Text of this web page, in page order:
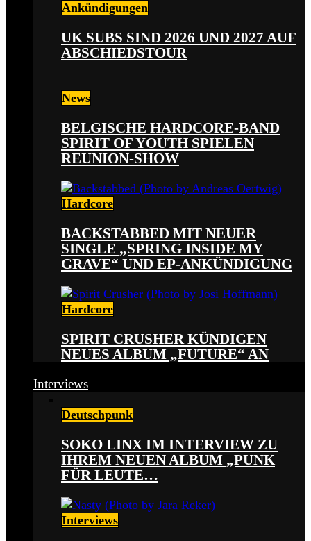
Ankündigungen
UK SUBS SIND 2026 UND 2027 AUF
ABSCHIEDSTOUR
News
BELGISCHE HARDCORE-BAND
SPIRIT OF YOUTH SPIELEN
REUNION-SHOW
Hardcore
BACKSTABBED MIT NEUER
SINGLE „SPRING INSIDE MY
GRAVE“ UND EP-ANKÜNDIGUNG
Hardcore
SPIRIT CRUSHER KÜNDIGEN
NEUES ALBUM „FUTURE“ AN
Interviews
Deutschpunk
SOKO LINX IM INTERVIEW ZU
IHREM NEUEN ALBUM „PUNK
FÜR LEUTE…
Interviews